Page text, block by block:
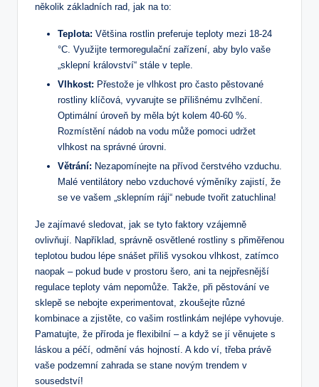
několik základních rad, jak na to:
Teplota: Většina rostlin preferuje teploty mezi 18-24
°C. Využijte termoregulační zařízení, aby bylo vaše
„sklepní království“ stále v teple.
Vlhkost: Přestože je vlhkost pro často pěstované
rostliny klíčová, vyvarujte se přílišnému zvlhčení.
Optimální úroveň by měla být kolem 40-60⁣ %.
Rozmístění‍ nádob na vodu může pomoci udržet
vlhkost na​ správné úrovni.
Větrání: Nezapomínejte na ⁤přívod čerstvého vzduchu.
Malé ventilátory nebo vzduchové výměníky zajistí, že
se⁢ ve⁢ vašem „sklepním ráji“ nebude tvořit zatuchlina!
Je zajímavé sledovat, jak se tyto ⁢faktory vzájemně
ovlivňují.⁢ Například, správně osvětlené rostliny ⁣s přiměřenou
teplotou budou lépe snášet příliš vysokou vlhkost, zatímco
naopak – pokud bude v prostoru šero, ani ta nejpřesnější
regulace teploty vám nepomůže. Takže, při pěstování​ ve
sklepě se‌ nebojte experimentovat, zkoušejte různé
kombinace a zjistěte, co vašim rostlinkám nejlépe ⁣vyhovuje.
Pamatujte,‍ že příroda je flexibilní – a když se jí ⁢věnujete s⁢
láskou a péčí, odmění vás hojností. ‌A kdo ví, třeba ⁢právě
vaše podzemní ⁤zahrada se stane novým trendem v
sousedství!